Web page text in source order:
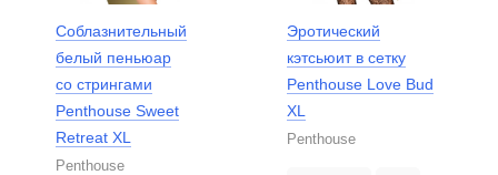
Соблазнительный
белый пеньюар
со стрингами
Penthouse Sweet
Retreat XL
Penthouse
Эротический
кэтсьюит в сетку
Penthouse Love Bud
XL
Penthouse